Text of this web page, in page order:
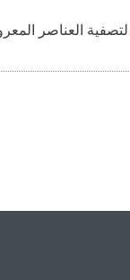
لتصفية العناصر